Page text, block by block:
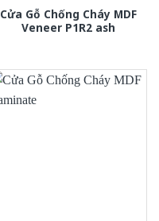
Cửa Gỗ Chống Cháy MDF
Veneer P1R2 ash